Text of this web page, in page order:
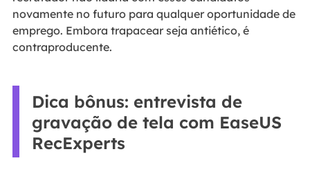
novamente no futuro para qualquer oportunidade de
emprego. Embora trapacear seja antiético, é
contraproducente.
Dica bônus: entrevista de
gravação de tela com EaseUS
RecExperts